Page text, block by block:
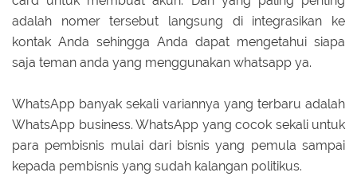
adalah nomer tersebut langsung di integrasikan ke
kontak Anda sehingga Anda dapat mengetahui siapa
saja teman anda yang menggunakan whatsapp ya.
WhatsApp banyak sekali variannya yang terbaru adalah
WhatsApp business. WhatsApp yang cocok sekali untuk
para pembisnis mulai dari bisnis yang pemula sampai
kepada pembisnis yang sudah kalangan politikus.